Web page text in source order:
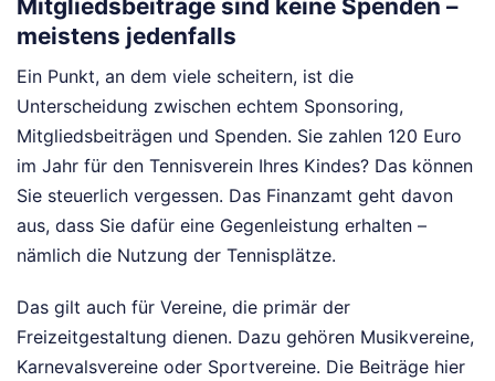
Mitgliedsbeiträge sind keine Spenden –
meistens jedenfalls
Ein Punkt, an dem viele scheitern, ist die
Unterscheidung zwischen echtem Sponsoring,
Mitgliedsbeiträgen und Spenden. Sie zahlen 120 Euro
im Jahr für den Tennisverein Ihres Kindes? Das können
Sie steuerlich vergessen. Das Finanzamt geht davon
aus, dass Sie dafür eine Gegenleistung erhalten –
nämlich die Nutzung der Tennisplätze.
Das gilt auch für Vereine, die primär der
Freizeitgestaltung dienen. Dazu gehören Musikvereine,
Karnevalsvereine oder Sportvereine. Die Beiträge hier